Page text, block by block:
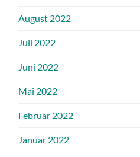
August 2022
Juli 2022
Juni 2022
Mai 2022
Februar 2022
Januar 2022